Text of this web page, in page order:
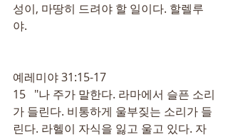
성이, 마땅히 드려야 할 일이다. 할렐루
야.
예레미야 31:15-17
15   "나 주가 말한다. 라마에서 슬픈 소리
가 들린다. 비통하게 울부짖는 소리가 들
린다. 라헬이 자식을 잃고 울고 있다. 자